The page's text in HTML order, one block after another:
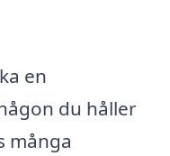
en
du håller
många